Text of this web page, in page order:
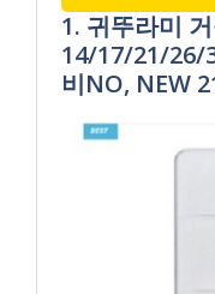
1. 귀뚜라미
14/17/21/26/
비NO, NEW